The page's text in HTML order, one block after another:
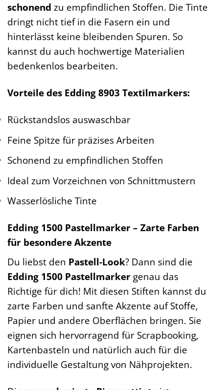
schonend zu empfindlichen Stoffen. Die Tinte
dringt nicht tief in die Fasern ein und
hinterlässt keine bleibenden Spuren. So
kannst du auch hochwertige Materialien
bedenkenlos bearbeiten.
Vorteile des Edding 8903 Textilmarkers:
Rückstandslos auswaschbar
Feine Spitze für präzises Arbeiten
Schonend zu empfindlichen Stoffen
Ideal zum Vorzeichnen von Schnittmustern
Wasserlösliche Tinte
Edding 1500 Pastellmarker – Zarte Farben
für besondere Akzente
Du liebst den Pastell-Look? Dann sind die
Edding 1500 Pastellmarker genau das
Richtige für dich! Mit diesen Stiften kannst du
zarte Farben und sanfte Akzente auf Stoffe,
Papier und andere Oberflächen bringen. Sie
eignen sich hervorragend für Scrapbooking,
Kartenbasteln und natürlich auch für die
individuelle Gestaltung von Nähprojekten.